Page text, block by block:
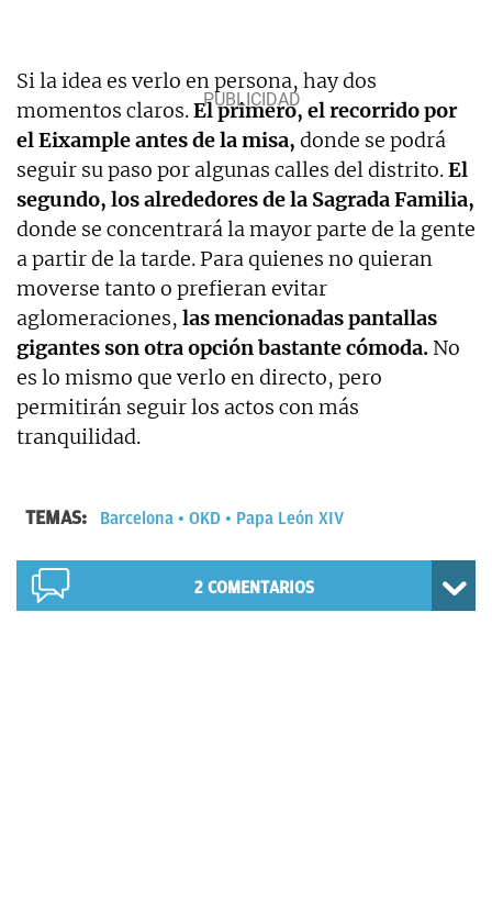
Si la idea es verlo en persona, hay dos
momentos claros.El primero, el recorrido por
el Eixample antes de la misa, donde se podrá
seguir su paso por algunas calles del distrito.El
segundo, los alrededores de la Sagrada Familia,
donde se concentrará la mayor parte de la gente
a partir de la tarde. Para quienes no quieran
moverse tanto o prefieran evitar
aglomeraciones, las mencionadas pantallas
gigantes son otra opción bastante cómoda. No
es lo mismo que verlo en directo, pero
permitirán seguir los actos con más
tranquilidad.
TEMAS: Barcelona OKD Papa León XIV
2 COMENTARIOS